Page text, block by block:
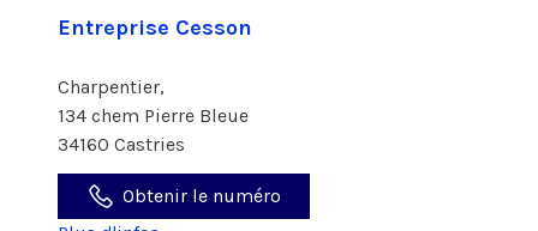
Entreprise Cesson
Charpentier,
134 chem Pierre Bleue
34160 Castries
Obtenir le numéro